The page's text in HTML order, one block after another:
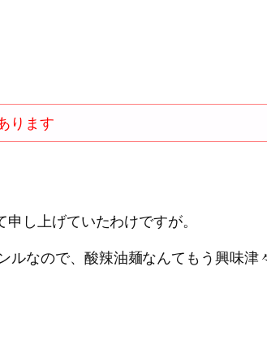
ります
し上げていたわけですが。
なので、酸辣油麺なんてもう興味